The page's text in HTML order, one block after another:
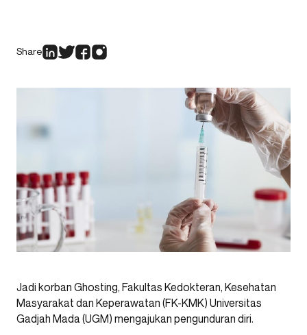
Share
Jadi korban Ghosting, Fakultas Kedokteran, Kesehatan
Masyarakat dan Keperawatan (FK-KMK) Universitas
Gadjah Mada (UGM) mengajukan pengunduran diri.